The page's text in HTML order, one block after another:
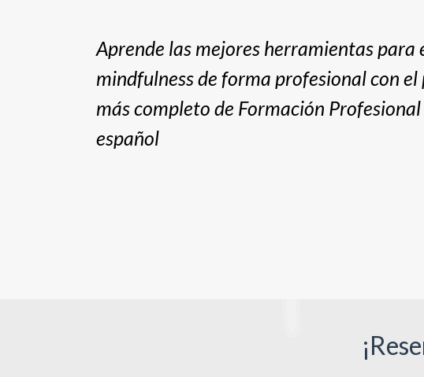
Aprende las mejores herramientas para
mindfulness de forma profesional con
más completo de Formación Profesional
español